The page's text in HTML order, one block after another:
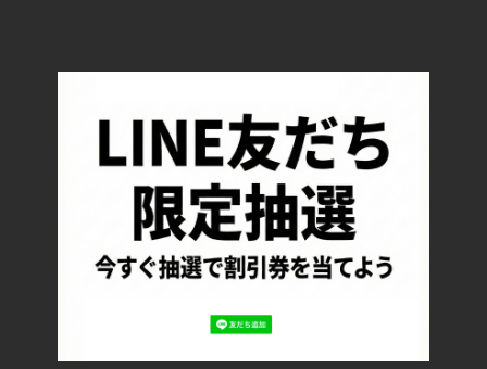
配送・送料について
返品について
お支払い方法について
特定商取引法に基づく表記
プライバシーポリシー
ロッカーズについて